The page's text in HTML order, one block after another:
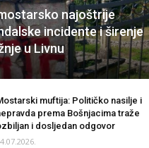
najoštrije
incidente i širenje
u Livnu
muftija: Političko nasilje i
prema Bošnjacima traže
i dosljedan odgovor